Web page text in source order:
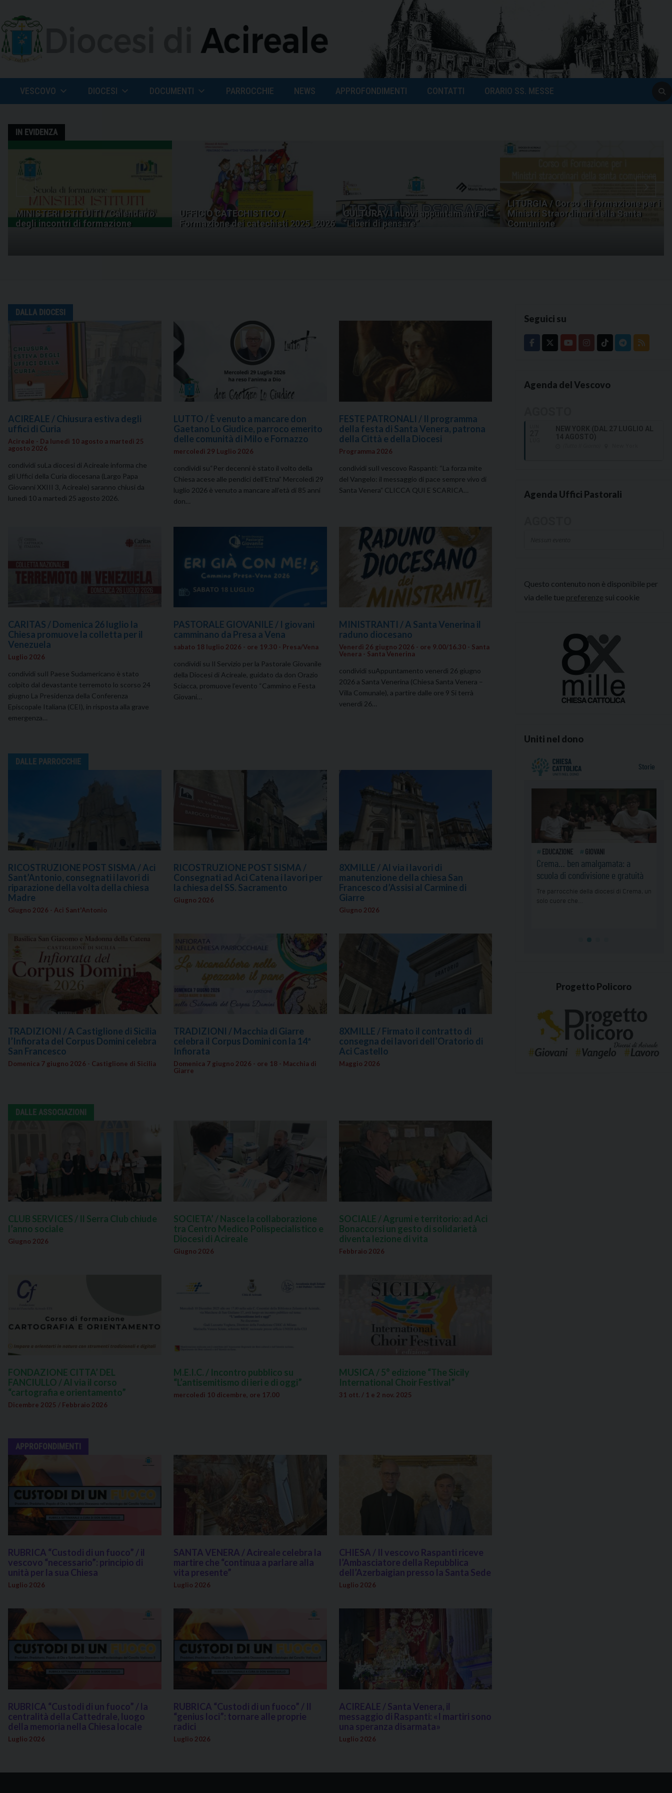
to
content
VESCOVO DIOCESI DOCUMENTI PARROCCHIE NEWS APPROFONDIMENTI CONTATTI ORARIO SS. MESSE
IN EVIDENZA
MINISTERI ISTITUITI / Calendario
degli incontri di formazione
UFFICIO CATECHISTICO /
Formazione dei catechisti 2025_2026
CULTURA / I nuovi appuntamenti di
“Liberi di pensare”
LITURGIA / Corso di formazione per i
Ministri Straordinari della Santa
Comunione
DALLA DIOCESI
ACIREALE / Chiusura estiva degli
uffici di Curia
Acireale - Da lunedì 10 agosto a martedì 25
agosto 2026
condividi suLa diocesi di Acireale informa che
gli Uffici della Curia diocesana (Largo Papa
Giovanni XXIII 3, Acireale) saranno chiusi da
lunedì 10 a martedì 25 agosto 2026.
LUTTO / È venuto a mancare don
Gaetano Lo Giudice, parroco emerito
delle comunità di Milo e Fornazzo
mercoledì 29 Luglio 2026
condividi su“Per decenni è stato il volto della
Chiesa acese alle pendici dell’Etna” Mercoledì 29
luglio 2026 è venuto a mancare all’età di 85 anni
don…
FESTE PATRONALI / Il programma
della festa di Santa Venera, patrona
della Città e della Diocesi
Programma 2026
condividi suIl vescovo Raspanti: “La forza mite
del Vangelo: il messaggio di pace sempre vivo di
Santa Venera” CLICCA QUI E SCARICA…
CARITAS / Domenica 26 luglio la
Chiesa promuove la colletta per il
Venezuela
Luglio 2026
condividi suIl Paese Sudamericano è stato
colpito dal devastante terremoto lo scorso 24
giugno La Presidenza della Conferenza
Episcopale Italiana (CEI), in risposta alla grave
emergenza…
PASTORALE GIOVANILE / I giovani
camminano da Presa a Vena
sabato 18 luglio 2026 - ore 19.30 - Presa/Vena
condividi su Il Servizio per la Pastorale Giovanile
della Diocesi di Acireale, guidato da don Orazio
Sciacca, promuove l’evento “Cammino e Festa
Giovani…
MINISTRANTI / A Santa Venerina il
raduno diocesano
Venerdì 26 giugno 2026 - ore 9.00/16.30 - Santa
Venera - Santa Venerina
condividi suAppuntamento venerdì 26 giugno
2026 a Santa Venerina (Chiesa Santa Venera –
Villa Comunale), a partire dalle ore 9 Si terrà
venerdì 26…
DALLE PARROCCHIE
RICOSTRUZIONE POST SISMA / Aci
Sant’Antonio, consegnati i lavori di
riparazione della volta della chiesa
Madre
Giugno 2026 - Aci Sant'Antonio
RICOSTRUZIONE POST SISMA /
Consegnati ad Aci Catena i lavori per
la chiesa del SS. Sacramento
Giugno 2026
8XMILLE / Al via i lavori di
manutenzione della chiesa San
Francesco d’Assisi al Carmine di
Giarre
Giugno 2026
TRADIZIONI / A Castiglione di Sicilia
l’Infiorata del Corpus Domini celebra
San Francesco
Domenica 7 giugno 2026 - Castiglione di Sicilia
TRADIZIONI / Macchia di Giarre
celebra il Corpus Domini con la 14ª
Infiorata
Domenica 7 giugno 2026 - ore 18 - Macchia di
Giarre
8XMILLE / Firmato il contratto di
consegna dei lavori dell’Oratorio di
Aci Castello
Maggio 2026
DALLE ASSOCIAZIONI
CLUB SERVICES / Il Serra Club chiude
l’anno sociale
Giugno 2026
SOCIETA’ / Nasce la collaborazione
tra Centro Medico Polispecialistico e
Diocesi di Acireale
Giugno 2026
SOCIALE / Agrumi e territorio: ad Aci
Bonaccorsi un gesto di solidarietà
diventa lezione di vita
Febbraio 2026
FONDAZIONE CITTA’ DEL
FANCIULLO / Al via il corso
“cartografia e orientamento”
Dicembre 2025 / Febbraio 2026
M.E.I.C. / Incontro pubblico su
“L’antisemitismo di ieri e di oggi”
mercoledì 10 dicembre, ore 17.00
MUSICA / 5° edizione “The Sicily
International Choir Festival”
31 ott. / 1 e 2 nov. 2025
APPROFONDIMENTI
RUBRICA “Custodi di un fuoco” / il
vescovo “necessario”: principio di
unità per la sua Chiesa
Luglio 2026
SANTA VENERA / Acireale celebra la
martire che “continua a parlare alla
vita presente”
Luglio 2026
CHIESA / Il vescovo Raspanti riceve
l’Ambasciatore della Repubblica
dell’Azerbaigian presso la Santa Sede
Luglio 2026
RUBRICA “Custodi di un fuoco” / la
centralità della Cattedrale, luogo
della memoria nella Chiesa locale
Luglio 2026
RUBRICA “Custodi di un fuoco” / Il
“genius loci”: tornare alle proprie
radici
Luglio 2026
ACIREALE / Santa Venera, il
messaggio di Raspanti: «I martiri sono
una speranza disarmata»
Luglio 2026
Seguici su
Agenda del Vescovo
Agenda Uffici Pastorali
Questo contenuto non è disponibile per
via delle tue preferenze sui cookie
Uniti nel dono
Progetto Policoro